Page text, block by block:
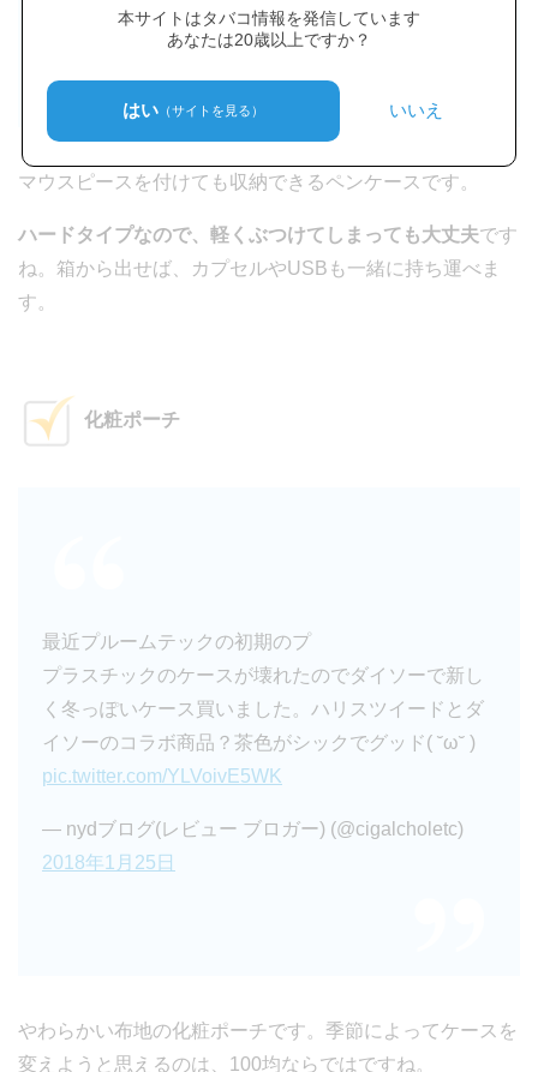
本サイトはタバコ情報を発信しています
あなたは20歳以上ですか？
はい （サイトを見る） いいえ
— 八雲 (@kyakumon)2017年3月7日
マウスピースを付けても収納できるペンケースです。
ハードタイプなので、軽くぶつけてしまっても大丈夫です
ね。箱から出せば、カプセルやUSBも一緒に持ち運べま
す。
化粧ポーチ
最近プルームテックの初期のプ
プラスチックのケースが壊れたのでダイソーで新し
く冬っぽいケース買いました。ハリスツイードとダ
イソーのコラボ商品？茶色がシックでグッド( ˘ω˘ )
pic.twitter.com/YLVoivE5WK
— nydブログ(レビュー ブロガー) (@cigalcholetc)
2018年1月25日
やわらかい布地の化粧ポーチです。季節によってケースを
変えようと思えるのは、100均ならではですね。